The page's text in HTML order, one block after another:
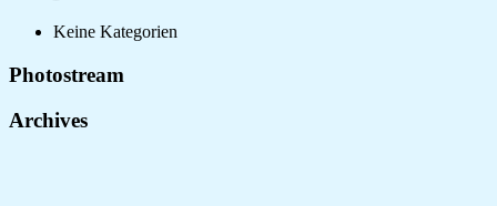
Keine Kategorien
Photostream
Archives